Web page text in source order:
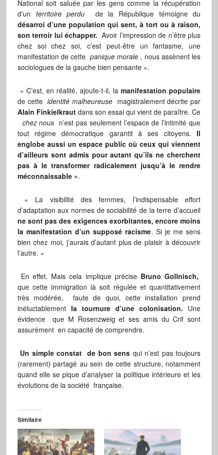
National soit saluée par les gens comme la récupération
d’un territoire perdu de la République témoigne du
désarroi d’une population qui sent, à tort ou à raison,
son terroir lui échapper. Avoir l’impression de n’être plus
chez soi chez soi, c’est peut-être un fantasme, une
manifestation de cette panique morale , nous assènent les
sociologues de la gauche bien pensante ».
« C’est, en réalité, ajoute-t-il, lamanifestation populaire
de cetteidentité malheureuse magistralement décrite par
Alain Finkielkrautdans son essai qui vient de paraître. Ce
chez nous n’est pas seulement l’espace de l’intimité que
tout régime démocratique garantit à ses citoyens.Il
englobe aussi un espace public où ceux qui viennent
d’ailleurs sont admis pour autant qu’ils ne cherchent
pas à le transformer radicalement jusqu’à le rendre
méconnaissable ».
« La visibilité des femmes, l’indispensable effort
d’adaptation aux normes de sociabilité de la terre d’accueil
ne sont pas des exigences exorbitantes, encore moins
la manifestation d’un supposé racisme. Si je me sens
bien chez moi, j’aurais d’autant plus de plaisir à découvrir
l’autre. »
En effet. Mais cela implique précise Bruno Gollnisch,
que cette immigration là soit régulée et quantitativement
très modérée, faute de quoi, cette installation prend
inéluctablement la tournure d’une colonisation. Une
évidence que M Rosenzweig et ses amis du Crif sont
assurément en capacité de comprendre.
Un simple constat de bon sens qui n’est pas toujours
(rarement) partagé au sein de cette structure, notamment
quand elle se pique d’analyser la politique intérieure et les
évolutions de la société française.
Similaire